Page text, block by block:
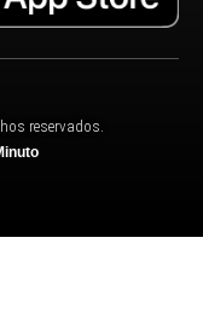
reservados.